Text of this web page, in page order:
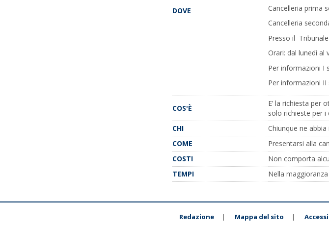
DOVE
Cancelleria prima
Cancelleria
Presso il
Orari: dal lunedì al
Per informazioni I
Per informazioni II
COS'È
E’ la richiesta per
solo richieste per i
CHI
Chiunque ne abbia
COME
Presentarsi alla
COSTI
Non comporta
TEMPI
Nella
Redazione | Mappa del sito |